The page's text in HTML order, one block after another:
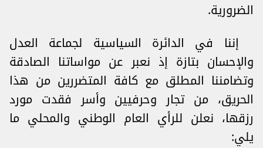
الضرورية.
إننا في الدائرة السياسية لجماعة العدل
والإحسان بتازة إذ نعبر عن مواساتنا الصادقة
وتضامننا المطلق مع كافة المتضررين من هذا
الحريق، من تجار وحرفيين وأسر فقدت مورد
رزقها، نعلن للرأي العام الوطني والمحلي ما
يلي: